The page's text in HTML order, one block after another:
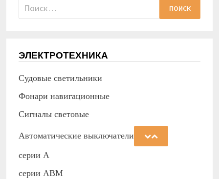
Найти:
ЭЛЕКТРОТЕХНИКА
Судовые светильники
Фонари навигационные
Сигналы световые
Автоматические выключатели
серии А
серии АВМ